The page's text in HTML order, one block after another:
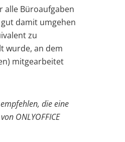
alle Büroaufgaben
damit umgehen
zu
wurde, an dem
mitgearbeitet
die eine
ONLYOFFICE